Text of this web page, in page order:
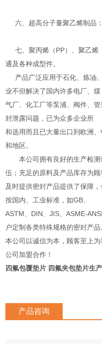
六、超高分子量聚乙烯制品：
七、聚丙烯（PP）、聚乙烯
通及各种成型件。
产品广泛应用于石化、炼油
业不但解决了国内许多电厂、煤
气厂、化工厂等泵浦、阀件、
封泄露问题，已为众多企业所
和选用而且已大量出口到欧洲
和地区。
本公司拥有良好的生产检测
伍；充足的原料及产品库存为顾
及时提供密封产品提供了保障
按国内、工业标准，如GB、
ASTM、DIN、JIS、ASME-
户定制各类特殊规格的密封产品
本公司以诚信为本，顾客至上
公司加盟合作！
四氟包覆垫片 四氟夹包垫片生
产品咨询